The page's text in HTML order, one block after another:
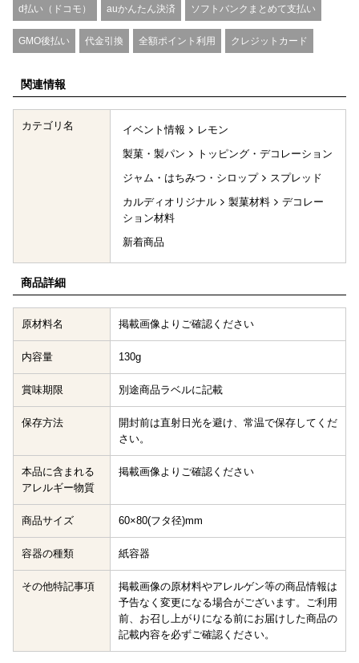
d払い（ドコモ） auかんたん決済 ソフトバンクまとめて支払い
GMO後払い 代金引換 全額ポイント利用 クレジットカード
関連情報
カテゴリ名 イベント情報
レモン
製菓・製パン
トッピング・デコレーション
ジャム・はちみつ・シロップ
スプレッド
カルディオリジナル
製菓材料
デコレー
ション材料
新着商品
商品詳細
原材料名 掲載画像よりご確認ください
内容量 130g
賞味期限 別途商品ラベルに記載
保存方法
開封前は直射日光を避け、常温で保存してくだ
さい。
本品に含まれる
アレルギー物質
掲載画像よりご確認ください
商品サイズ 60×80(フタ径)mm
容器の種類 紙容器
その他特記事項
掲載画像の原材料やアレルゲン等の商品情報は
予告なく変更になる場合がございます。ご利用
前、お召し上がりになる前にお届けした商品の
記載内容を必ずご確認ください。